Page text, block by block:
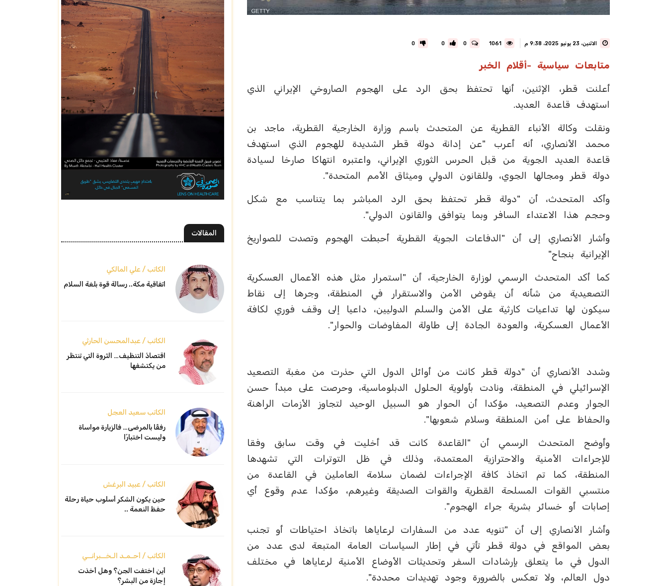
الاثنين، 23 يونيو 2025، 9:38 م 0
0
0
متابعات سياسية -أقلام الخبر
أعلنت قطر، الإثنين، أنها تحتفظ بحق الرد على الهجوم الصاروخي الإيراني الذي
استهدف قاعدة العديد.
ونقلت وكالة الأنباء القطرية عن المتحدث باسم وزارة الخارجية القطرية، ماجد بن
محمد الأنصاري، أنه أعرب "عن إدانة دولة قطر الشديدة للهجوم الذي استهدف
قاعدة العديد الجوية من قبل الحرس الثوري الإيراني، واعتبره انتهاكا صارخا لسيادة
دولة قطر ومجالها الجوي، وللقانون الدولي وميثاق الأمم المتحدة".
وأكد المتحدث، أن "دولة قطر تحتفظ بحق الرد المباشر بما يتناسب مع شكل
وحجم هذا الاعتداء السافر وبما يتوافق والقانون الدولي".
وأشار الأنصاري إلى أن "الدفاعات الجوية القطرية أحبطت الهجوم وتصدت للصواريخ
الإيرانية بنجاح"
‏كما أكد المتحدث الرسمي لوزارة الخارجية، أن "استمرار مثل هذه الأعمال العسكرية
التصعيدية من شأنه أن يقوض الأمن والاستقرار في المنطقة، وجرها إلى نقاط
سيكون لها تداعيات كارثية على الأمن والسلم الدوليين، داعيا إلى وقف فوري لكافة
الأعمال العسكرية، والعودة الجادة إلى طاولة المفاوضات والحوار".
‏وشدد الأنصاري أن "دولة قطر كانت من أوائل الدول التي حذرت من مغبة التصعيد
الإسرائيلي في المنطقة، ونادت بأولوية الحلول الدبلوماسية، وحرصت على مبدأ حسن
الجوار وعدم التصعيد، مؤكدا أن الحوار هو السبيل الوحيد لتجاوز الأزمات الراهنة
والحفاظ على أمن المنطقة وسلام شعوبها".
وأوضح المتحدث الرسمي أن "القاعدة كانت قد أخليت في وقت سابق وفقا
للإجراءات الأمنية والاحترازية المعتمدة، وذلك في ظل التوترات التي تشهدها
المنطقة، كما تم اتخاذ كافة الإجراءات لضمان سلامة العاملين في القاعدة من
منتسبي القوات المسلحة القطرية والقوات الصديقة وغيرهم، مؤكدا عدم وقوع أي
إصابات أو خسائر بشرية جراء الهجوم".
وأشار الأنصاري إلى أن "تنويه عدد من السفارات لرعاياها باتخاذ احتياطات أو تجنب
بعض المواقع في دولة قطر تأتي في إطار السياسات العامة المتبعة لدى عدد من
الدول في ما يتعلق بإرشادات السفر وتحديثات الأوضاع الأمنية لرعاياها في مختلف
دول العالم، ولا تعكس بالضرورة وجود تهديدات محددة".
المقالات
الكاتب / علي المالكي
اتفاقية مكة.. رسالة قوة بلغة السلام
الكاتب / عبدالمحسن الحارثي
اقتصادُ التنظيف… الثروة التي تنتظر
من يكتشفها
الكاتب سعيد العجل
رفقًا بالمرضى… فالزيارة مواساة
وليست اختبارًا
الكاتب / عبيد البرغش
حين يكون الشكر أسلوب حياة رحلة
حفظ النعمة ..
الكاتب / أحـمـد الـخــبرانــي
أين اختفت الجن؟ وهل أخذت
إجازة من البشر؟